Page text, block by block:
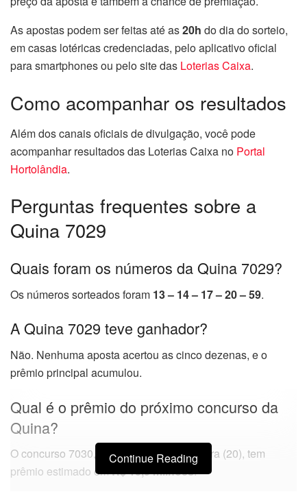
As apostas podem ser feitas até as20h do dia do sorteio,
em casas lotéricas credenciadas, pelo aplicativo oficial
para smartphones ou pelo site das Loterias Caixa.
Como acompanhar os resultados
Além dos canais oficiais de divulgação, você pode
acompanhar resultados das Loterias Caixa no Portal
Hortolândia.
Perguntas frequentes sobre a
Quina 7029
Quais foram os números da Quina 7029?
Os números sorteados foram 13 – 14 – 17 – 20 – 59.
A Quina 7029 teve ganhador?
Não. Nenhuma aposta acertou as cinco dezenas, e o
prêmio principal acumulou.
Qual é o prêmio do próximo concurso da
Quina?
O concurso 7030, previsto para quarta-feira (20), tem
prêmio estimado emR$ 13,5 milhões.
Continue Reading